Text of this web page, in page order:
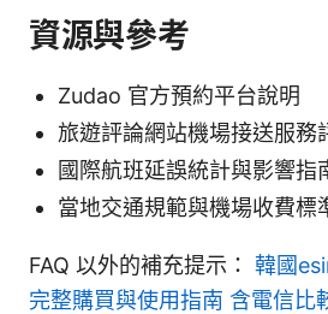
資源與參考
Zudao 官方預約平台說明
旅遊評論網站機場接送服務
國際航班延誤統計與影響指
當地交通規範與機場收費標
FAQ 以外的補充提示： 韓國
完整購買與使用指南 含電信比